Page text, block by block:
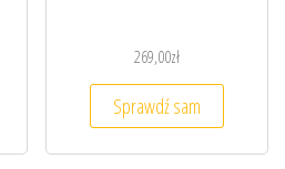
269,00zł
Sprawdź sam